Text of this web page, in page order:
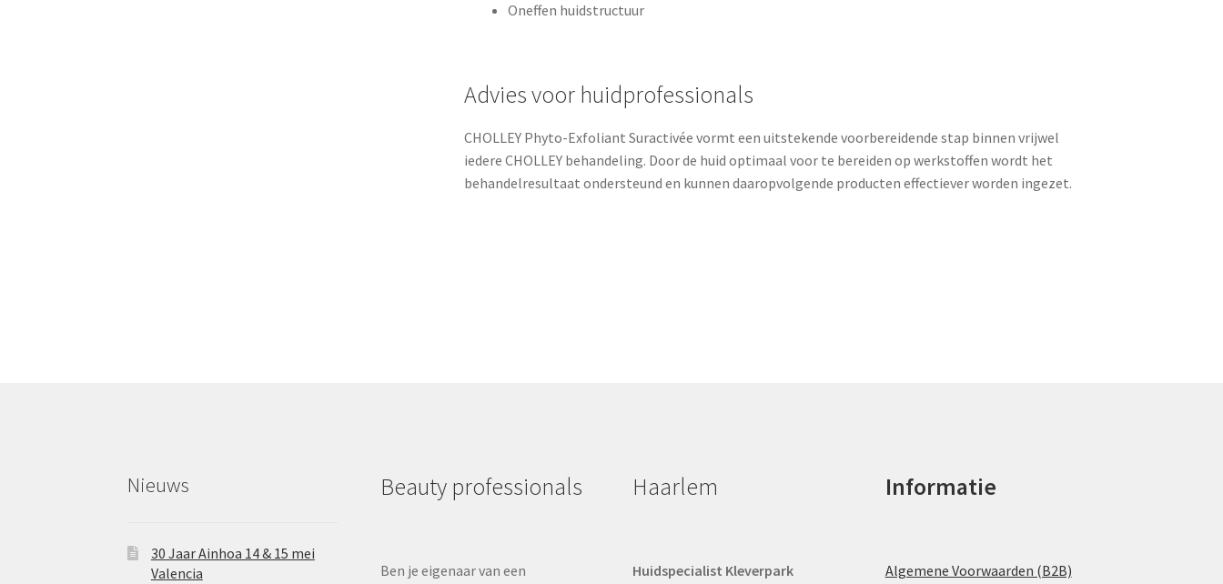
Oneffen huidstructuur
Advies voor huidprofessionals
CHOLLEY Phyto-Exfoliant Suractivée vormt een uitstekende voorbereidende stap binnen vrijwel
iedere CHOLLEY behandeling. Door de huid optimaal voor te bereiden op werkstoffen wordt het
behandelresultaat ondersteund en kunnen daaropvolgende producten effectiever worden ingezet.
Nieuws
30 Jaar Ainhoa 14 & 15 mei
Valencia
Beauty professionals
Ben je eigenaar van een
Haarlem
Huidspecialist Kleverpark
Informatie
Algemene Voorwaarden (B2B)